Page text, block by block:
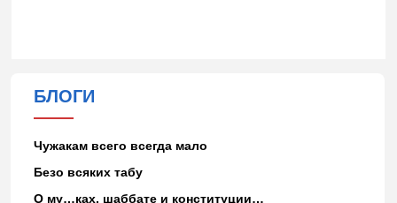
БЛОГИ
Чужакам всего всегда мало
Безо всяких табу
О му…ках, шаббате и конституции…